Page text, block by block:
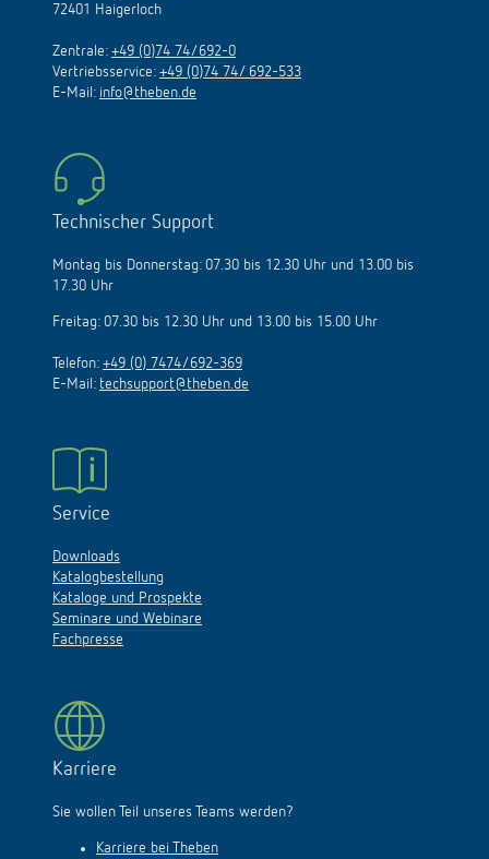
72401 Haigerloch
Zentrale: +49 (0)74 74/692-0
Vertriebsservice: +49 (0)74 74/ 692-533
E-Mail: info@theben.de
Technischer Support
Montag bis Donnerstag: 07.30 bis 12.30 Uhr und 13.00 bis
17.30 Uhr
Freitag: 07.30 bis 12.30 Uhr und 13.00 bis 15.00 Uhr
Telefon: +49 (0) 7474/692-369
E-Mail: techsupport@theben.de
Service
Downloads
Katalogbestellung
Kataloge und Prospekte
Seminare und Webinare
Fachpresse
Karriere
Sie wollen Teil unseres Teams werden?
Karriere bei Theben